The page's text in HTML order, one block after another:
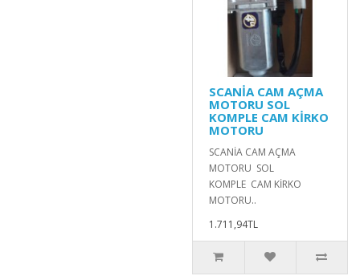
SCANİA CAM AÇMA
MOTORU SOL
KOMPLE CAM KİRKO
MOTORU
SCANİA CAM AÇMA
MOTORU SOL
KOMPLE CAM KİRKO
MOTORU..
1.711,94TL